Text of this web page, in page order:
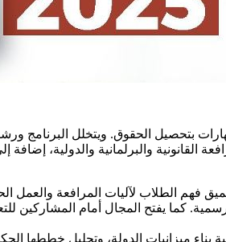
بتحصيل الحقوق. ويتخلل
القانونية والبرلمانية والدولية،
13 و14 تشرين الأول 2025، حيث سيشكل منصة لتعميق
كما يفتح المجال أمام المشاركين